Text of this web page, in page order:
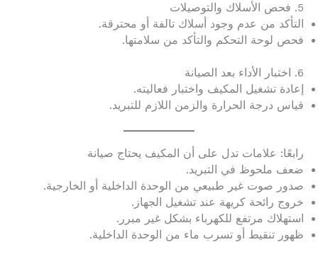
5. فحص الأسلاك والتوصيلات
التأكد من عدم وجود أسلاك تالفة أو محترقة.
فحص لوحة التحكم والتأكد من سلامتها.
6. اختبار الأداء بعد الصيانة
إعادة تشغيل المكيف واختبار فعاليته.
قياس درجة الحرارة والزمن اللازم للتبريد.
رابعًا: علامات تدل على أن المكيف يحتاج صيانة
ضعف ملحوظ في التبريد.
صدور صوت غير طبيعي من الوحدة الداخلية أو الخارجية.
خروج رائحة كريهة عند تشغيل الجهاز.
استهلاك مرتفع للكهرباء بشكل غير مبرر.
ظهور تنقيط أو تسرب ماء من الوحدة الداخلية.